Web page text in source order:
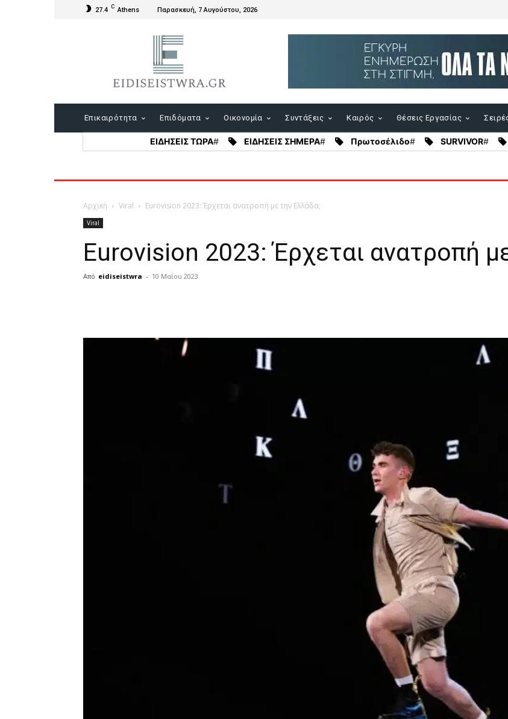
27.4 C Athens Παρασκευή, 7 Αυγούστου, 2026
Επικαιρότητα Επιδόματα Οικονομία Συντάξεις Καιρός Θέσεις Εργασίας
ΕΙΔΗΣΕΙΣ ΤΩΡΑ# ΕΙΔΗΣΕΙΣ ΣΗΜΕΡΑ# Πρωτοσέλιδο# SURVIVOR#
Αρχική Viral Eurovision 2023: Έρχεται ανατροπή με την Ελλάδα;
Viral
Eurovision 2023: Έρχεται ανατροπή
Από eidiseistwra - 10 Μαΐου 2023